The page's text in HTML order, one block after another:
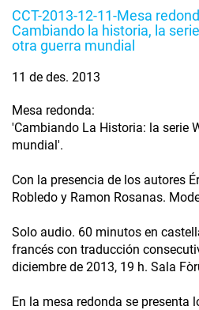
CCT-2013-12-11-Mesa
Cambiando la historia, la
otra guerra mundial
11 de des. 2013
Mesa redonda:
'Cambiando La Historia: la serie
mundial'.
Con la presencia de los autores
Robledo y Ramon Rosanas.
Solo audio. 60 minutos en
francés con traducción
diciembre de 2013, 19 h. Sala
En la mesa redonda se presenta